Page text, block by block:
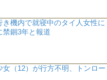
き機内で就寝中のタイ人女性に
禁錮3年と報道
（12）が行方不明、トンロー